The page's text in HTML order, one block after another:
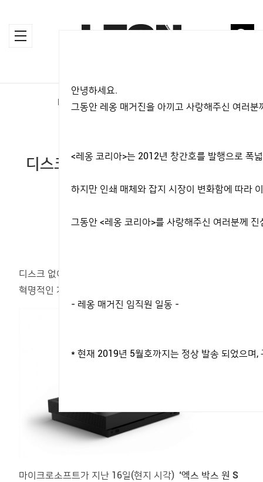
안녕하세요.
그동안 레옹 매거진을 아끼고 사랑해주신 여러분
<레옹 코리아>는 2012년 창간호를 발행으로 폭
하지만 인쇄 매체와 잡지 시장이 변화함에 따라
그동안 <레옹 코리아>를 사랑해주신 여러분께
- 레옹 매거진 임직원 일동 -
* 현재 2019년 5월호까지는 정상 발송 되었으며
HOME > MAGAZINE > LIFESTYLE
디스크가 필요없는 ‘엑스 박스 원S
올-디지털 에디션’
디스크 없이 바로 게임을 바로 담는다? 마이크로소프트의
혁명적인 게임 콘솔 ‘엑스 박스 원 S 올-디지털 에디션’!
마이크로소프트가 지난 16일(현지 시각) ‘엑스 박스 원 S